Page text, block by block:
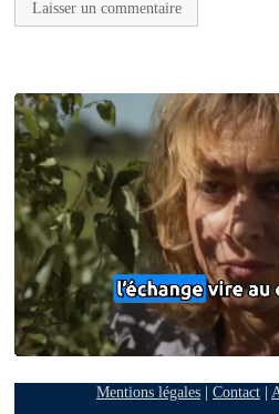
Mentions légales| Contact|